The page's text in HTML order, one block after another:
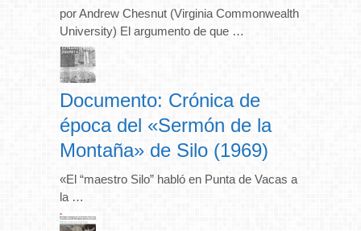
por Andrew Chesnut (Virginia Commonwealth
University) El argumento de que …
Documento: Crónica de
época del «Sermón de la
Montaña» de Silo (1969)
«El “maestro Silo” habló en Punta de Vacas a
la …